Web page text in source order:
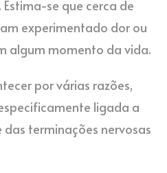
se que cerca de
experimentado dor ou
algum momento da vida.
por várias razões,
ligada a
terminações nervosas